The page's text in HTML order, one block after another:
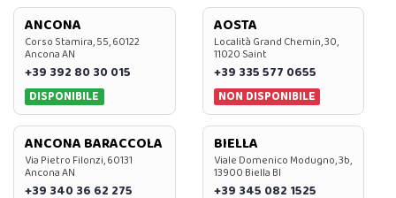
ANCONA
Corso Stamira, 55, 60122
Ancona AN
+39 392 80 30 015
DISPONIBILE
AOSTA
Località Grand Chemin, 30,
11020 Saint
+39 335 577 0655
NON DISPONIBILE
ANCONA BARACCOLA
Via Pietro Filonzi, 60131
Ancona AN
+39 340 36 62 275
BIELLA
Viale Domenico Modugno, 3b,
13900 Biella BI
+39 345 082 1525